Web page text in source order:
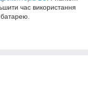
час використання